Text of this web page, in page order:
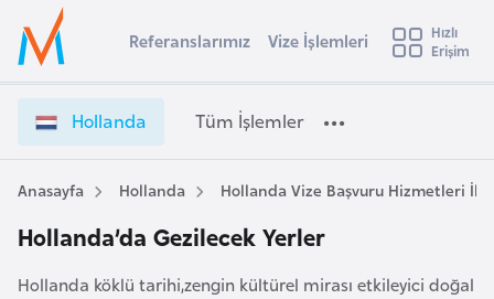
Ülke Seçimi
Başvuru yapmak istediğiniz ülkeyi seçin
Üye
Girişi
e
t
Referanslarımız Vize İşlemleri
Hızlı
Erişim
Hollanda Tüm İşlemler
Anasayfa Hollanda Hollanda Vize Başvuru Hizmetleri
Hollanda’da Gezilecek Yerler
Hollanda köklü tarihi,zengin kültürel mirası etkileyici doğal
s
t
r
a
A